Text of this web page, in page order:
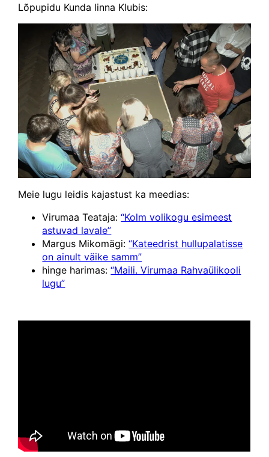
Lõpupidu Kunda linna Klubis:
Meie lugu leidis kajastust ka meedias:
Virumaa Teataja:“Kolm volikogu esimeest
astuvad lavale”
Margus Mikomägi:“Kateedrist hullupalatisse
on ainult väike samm”
hinge harimas:“Maili. Virumaa Rahvaülikooli
lugu”